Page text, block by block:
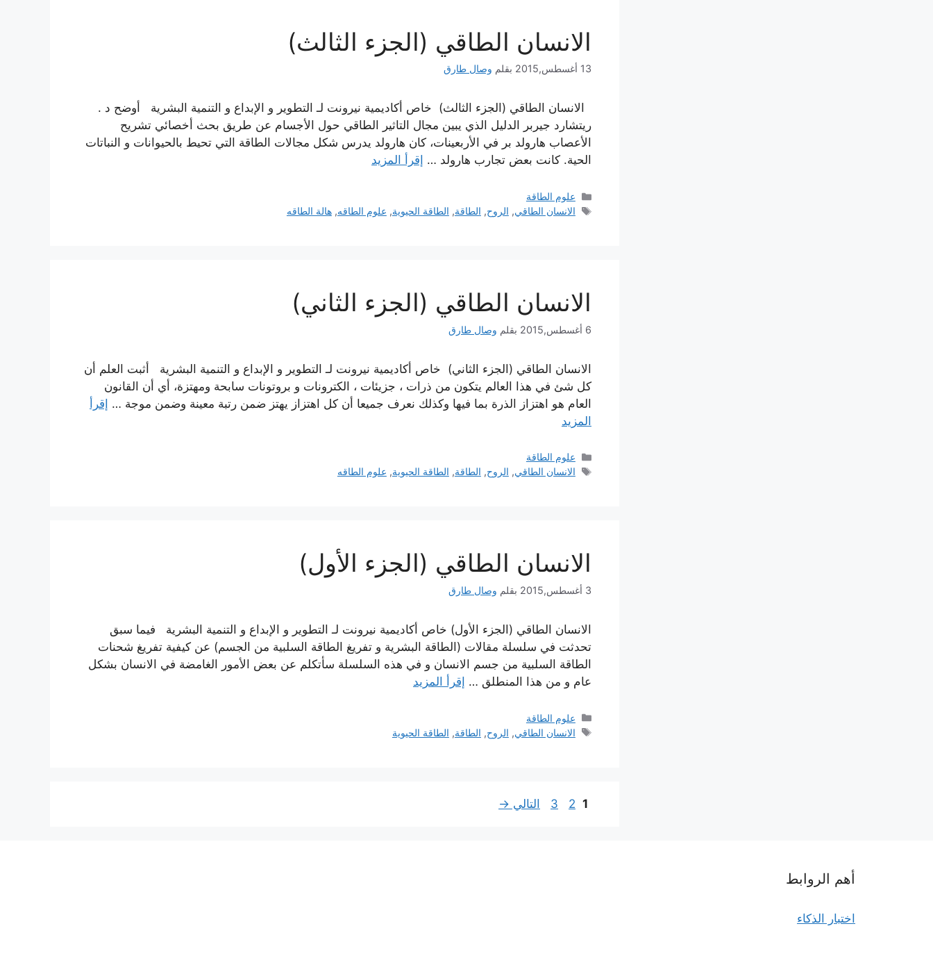
الانسان الطاقي (الجزء الثالث)
13 أغسطس,2015 بقلم وصال طارق
الانسان الطاقي (الجزء الثالث) خاص أكاديمية نيرونت لـ التطوير و الإبداع و التنمية البشرية أوضح د .
ريتشارد جيربر الدليل الذي يبين مجال التاثير الطاقي حول الأجسام عن طريق بحث أخصائي تشريح
الأعصاب هارولد بر في الأربعينات، كان هارولد يدرس شكل مجالات الطاقة التي تحيط بالحيوانات و النباتات
الحية. كانت بعض تجارب هارولد … إقرأ المزيد
التصنيفات
علوم الطاقة
الوسوم
الانسان الطاقي, الروح, الطاقة, الطاقة الحيوية, علوم الطاقه,هالة الطاقه
الانسان الطاقي (الجزء الثاني)
6 أغسطس,2015 بقلم وصال طارق
الانسان الطاقي (الجزء الثاني) خاص أكاديمية نيرونت لـ التطوير و الإبداع و التنمية البشرية أثبت العلم أن
كل شئ في هذا العالم يتكون من ذرات ، جزيئات ، الكترونات و بروتونات سابحة ومهتزة، أي أن القانون
العام هو اهتزاز الذرة بما فيها وكذلك نعرف جميعا أن كل اهتزاز يهتز ضمن رتبة معينة وضمن موجة … إقرأ
المزيد
التصنيفات
علوم الطاقة
الوسوم
الانسان الطاقي, الروح, الطاقة, الطاقة الحيوية, علوم الطاقه
الانسان الطاقي (الجزء الأول)
3 أغسطس,2015 بقلم وصال طارق
الانسان الطاقي (الجزء الأول) خاص أكاديمية نيرونت لـ التطوير و الإبداع و التنمية البشرية فيما سبق
تحدثت في سلسلة مقالات (الطاقة البشرية و تفريغ الطاقة السلبية من الجسم) عن كيفية تفريغ شحنات
الطاقة السلبية من جسم الانسان و في هذه السلسلة سأتكلم عن بعض الأمور الغامضة في الانسان بشكل
عام و من هذا المنطلق … إقرأ المزيد
التصنيفات
علوم الطاقة
الوسوم
الانسان الطاقي, الروح, الطاقة, الطاقة الحيوية
Page
1
Page
2
Page
3 التالي →
أهم الروابط
اختبار الذكاء